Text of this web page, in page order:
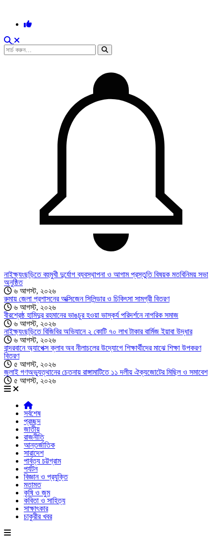
নাইক্ষ্যংছড়িতে বহুমুখী দুর্যোগ ব্যবস্থাপনা ও আগাম প্রস্তুতি বিষয়ক মতবিনিময় সভা
অনুষ্ঠিত
৬ আগস্ট, ২০২৬
রুমায় জেলা প্রশাসনের অক্সিজেন সিলিন্ডার ও চিকিৎসা সামগ্রী বিতরণ
৬ আগস্ট, ২০২৬
বীরশ্রেষ্ঠ হামিদুর রহমানের ভাঙচুর হওয়া ভাস্কর্য পরিদর্শনে নাগরিক সমাজ
৬ আগস্ট, ২০২৬
নাইক্ষ্যংছড়িতে বিজিবির অভিযানে ২ কোটি ৭০ লাখ টাকার বার্মিজ ইয়াবা উদ্ধার
৬ আগস্ট, ২০২৬
বান্দরবানে অ্যাপেক্স ক্লাব অব নীলাচলের উদ্যোগে শিক্ষার্থীদের মাঝে শিক্ষা উপকরণ
বিতরণ
৫ আগস্ট, ২০২৬
জুলাই গণঅভ্যুত্থানের চেতনায় রাঙ্গামাটিতে ১১ দলীয় ঐক্যজোটের মিছিল ও সমাবেশ
৫ আগস্ট, ২০২৬
সর্বশেষ
প্রচ্ছদ
জাতীয়
রাজনীতি
আন্তর্জাতিক
সারাদেশ
পার্বত্য চট্টগ্রাম
পর্যটন
বিজ্ঞান ও প্রযুক্তি
মতামত
কৃষি ও জুম
কবিতা ও সাহিত্য
সাক্ষাৎকার
চাকুরীর খবর